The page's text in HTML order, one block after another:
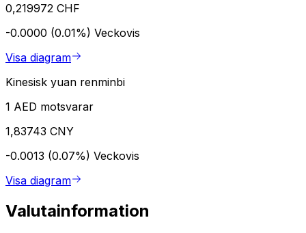
0,219972 CHF
-0.0000 (0.01%) Veckovis
Visa diagram
Kinesisk yuan renminbi
1 AED motsvarar
1,83743 CNY
-0.0013 (0.07%) Veckovis
Visa diagram
Valutainformation